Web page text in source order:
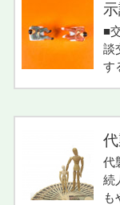
■
談
す
代
続
も